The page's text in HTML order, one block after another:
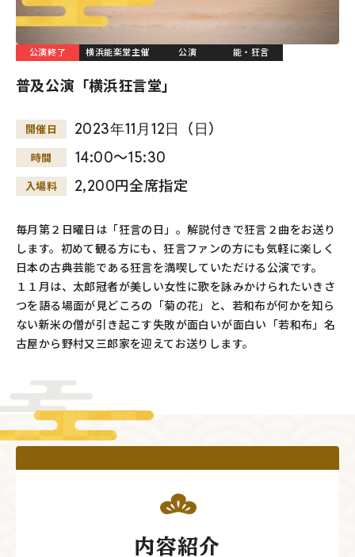
公演終了 横浜能楽堂主催 公演 能・狂言
普及公演「横浜狂言堂」
開催日 2023年11 月 12日 （日）
時間 14:00～15:30
入場料 2,200円全席指定
毎月第２日曜日は「狂言の日」。解説付きで狂言２曲をお送り
します。初めて観る方にも、狂言ファンの方にも気軽に楽しく
日本の古典芸能である狂言を満喫していただける公演です。
１１月は、太郎冠者が美しい女性に歌を詠みかけられたいきさ
つを語る場面が見どころの「菊の花」と、若和布が何かを知ら
ない新米の僧が引き起こす失敗が面白いが面白い「若和布」名
古屋から野村又三郎家を迎えてお送りします。
内容紹介